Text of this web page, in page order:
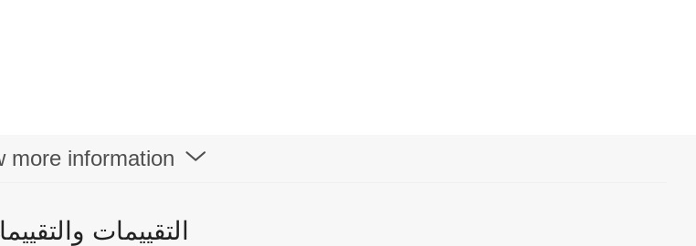
more information
التقييمات